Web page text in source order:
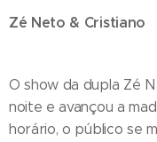
Zé Neto & Cristiano
O show da dupla Zé
noite e avançou a
horário, o público se